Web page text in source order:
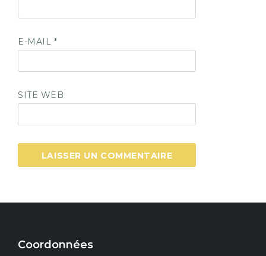
E-MAIL *
SITE WEB
Coordonnées